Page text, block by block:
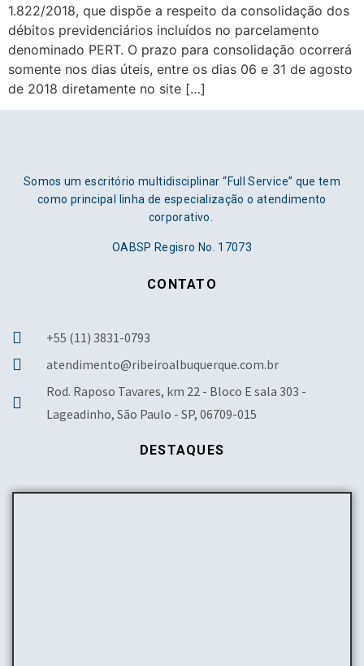
1.822/2018, que dispõe a respeito da consolidação dos
débitos previdenciários incluídos no parcelamento
denominado PERT. O prazo para consolidação ocorrerá
somente nos dias úteis, entre os dias 06 e 31 de agosto
de 2018 diretamente no site […]
Somos um escritório multidisciplinar “Full Service” que tem
como principal linha de especialização o atendimento
corporativo.
OABSP Regisro No. 17073
CONTATO
+55 (11) 3831-0793
atendimento@ribeiroalbuquerque.com.br
Rod. Raposo Tavares, km 22 - Bloco E sala 303 -
Lageadinho, São Paulo - SP, 06709-015
DESTAQUES